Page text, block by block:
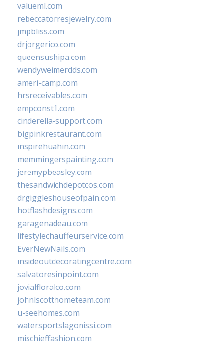
valueml.com
rebeccatorresjewelry.com
jmpbliss.com
drjorgerico.com
queensushipa.com
wendyweimerdds.com
ameri-camp.com
hrsreceivables.com
empconst1.com
cinderella-support.com
bigpinkrestaurant.com
inspirehuahin.com
memmingerspainting.com
jeremypbeasley.com
thesandwichdepotcos.com
drgiggleshouseofpain.com
hotflashdesigns.com
garagenadeau.com
lifestylechauffeurservice.com
EverNewNails.com
insideoutdecoratingcentre.com
salvatoresinpoint.com
jovialfloralco.com
johnlscotthometeam.com
u-seehomes.com
watersportslagonissi.com
mischieffashion.com